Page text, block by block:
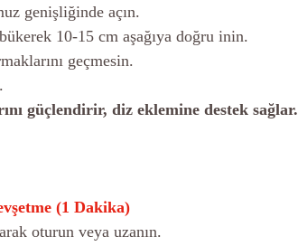
genişliğinde açın.
bükerek 10-15 cm aşağıya doğru inin.
geçmesin.
güçlendirir, diz eklemine destek sağlar.
(1 Dakika)
oturun veya uzanın.